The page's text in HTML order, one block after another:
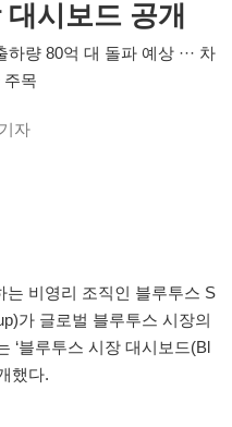
시보드 공개
량 80억 대 돌파 예상 ··· 차
주목
자
는 비영리 조직인 블루투스 S
가 글로벌 블루투스 시장의
‘블루투스 시장 대시보드(Bl
했다.